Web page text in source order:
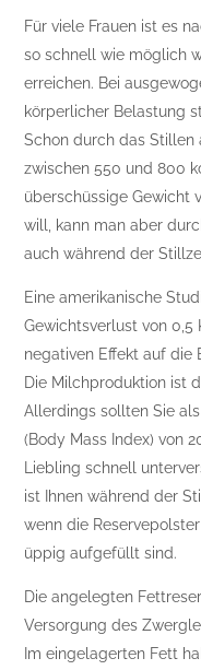
Für viele Frauen ist es
so schnell wie möglich
erreichen. Bei
körperlicher Belastung
Schon durch das
zwischen 550 und 800
überschüssige Gewicht
will, kann man aber
auch während der
Eine amerikanische
Gewichtsverlust von
negativen Effekt auf die
Die Milchproduktion ist
Allerdings sollten Sie
(Body Mass Index) von
Liebling schnell
ist Ihnen während der
wenn die
üppig aufgefüllt sind.
Die angelegten
Versorgung des
Im eingelagerten Fett